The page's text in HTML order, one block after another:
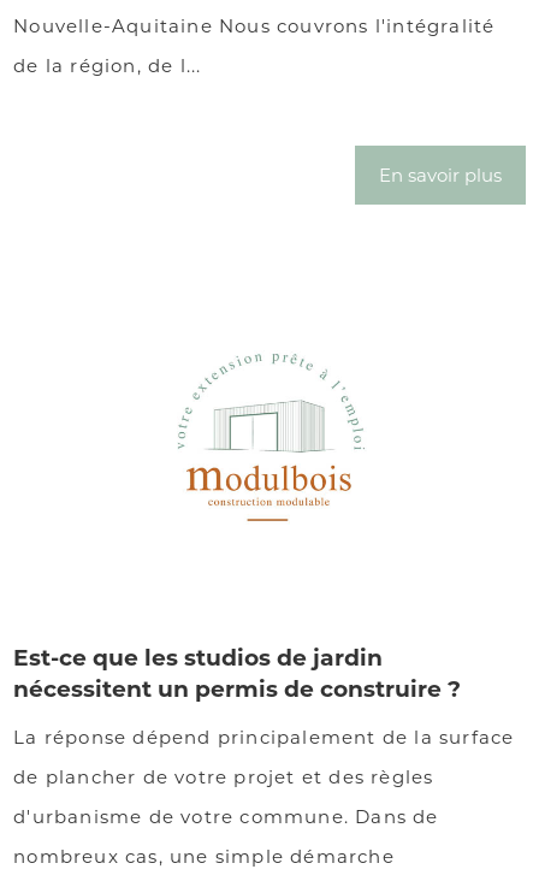
Nouvelle-Aquitaine Nous couvrons l'intégralité
de la région, de l...
En savoir plus
Est-ce que les studios de jardin
nécessitent un permis de construire ?
La réponse dépend principalement de la surface
de plancher de votre projet et des règles
d'urbanisme de votre commune. Dans de
nombreux cas, une simple démarche